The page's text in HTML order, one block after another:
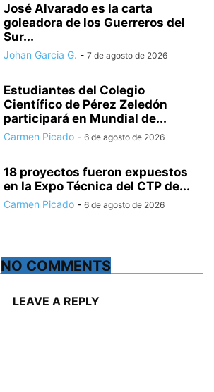
José Alvarado es la carta
goleadora de los Guerreros del
Sur...
Johan Garcia G. - 7 de agosto de 2026
Estudiantes del Colegio
Científico de Pérez Zeledón
participará en Mundial de...
Carmen Picado - 6 de agosto de 2026
18 proyectos fueron expuestos
en la Expo Técnica del CTP de...
Carmen Picado - 6 de agosto de 2026
NO COMMENTS
LEAVE A REPLY